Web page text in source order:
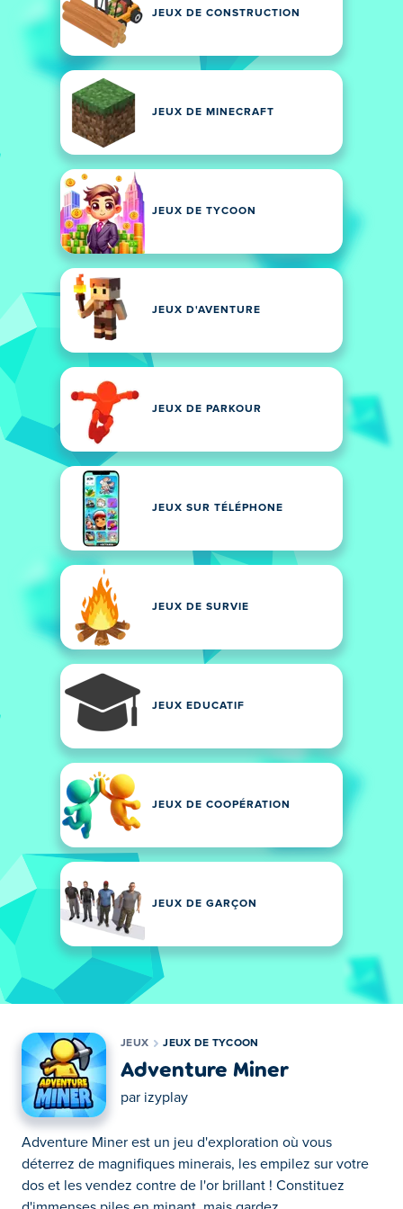
JEUX DE CONSTRUCTION
JEUX DE MINECRAFT
JEUX DE TYCOON
JEUX D'AVENTURE
JEUX DE PARKOUR
JEUX SUR TÉLÉPHONE
JEUX DE SURVIE
JEUX EDUCATIF
JEUX DE COOPÉRATION
JEUX DE GARÇON
JEUX JEUX DE TYCOON
Adventure Miner
par izyplay
Adventure Miner est un jeu d'exploration où vous
déterrez de magnifiques minerais, les empilez sur votre
dos et les vendez contre de l'or brillant ! Constituez